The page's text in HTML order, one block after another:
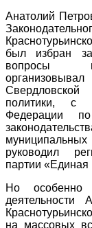
Анатолий
был избран
вопросы
политики, с
Федерации по
руководил
партии «Единая
Но особенно
деятельности
на массовых